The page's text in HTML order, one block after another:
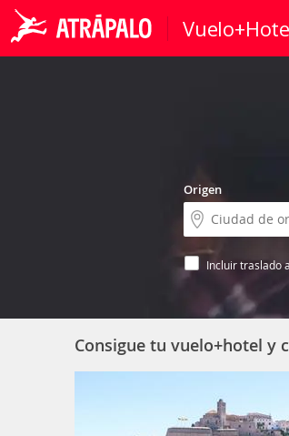
Origen
Incluir traslado
Consigue tu vuelo+hotel y